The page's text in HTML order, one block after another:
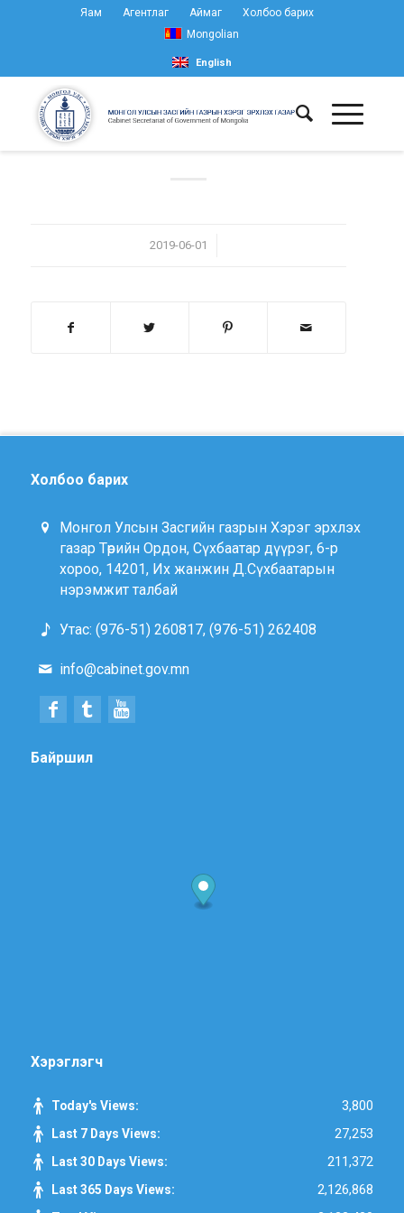
Яам Агентлаг Аймаг
Холбоо барих
Mongolian
English
2019-06-01
/
Холбоо барих
Монгол Улсын Засгийн газрын Хэрэг эрхлэх
газар Төрийн Ордон, Сүхбаатар дүүрэг, 6-р
хороо, 14201, Их жанжин Д.Сүхбаатарын
нэрэмжит талбай
Утас: (976-51) 260817, (976-51) 262408
info@cabinet.gov.mn
Байршил
Хэрэглэгч
Today's Views: 3,800
Last 7 Days Views: 27,253
Last 30 Days Views: 211,372
Last 365 Days Views: 2,126,868